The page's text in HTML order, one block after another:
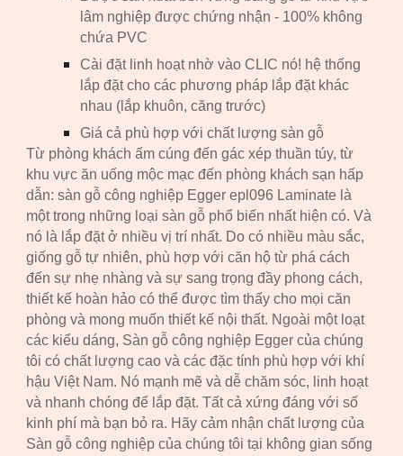
lâm nghiệp được chứng nhận - 100% không
chứa PVC
Cài đặt linh hoạt nhờ vào CLIC nó! hệ thống
lắp đặt cho các phương pháp lắp đặt khác
nhau (lắp khuôn, căng trước)
Giá cả phù hợp với chất lượng sàn gỗ
Từ phòng khách ấm cúng đến gác xép thuần túy, từ
khu vực ăn uống mộc mạc đến phòng khách sạn hấp
dẫn: sàn gỗ công nghiệp Egger epl096 Laminate là
một trong những loại sàn gỗ phổ biến nhất hiện có. Và
nó là lắp đặt ở nhiều vị trí nhất. Do có nhiều màu sắc,
giống gỗ tự nhiên, phù hợp với căn hộ từ phá cách
đến sự nhẹ nhàng và sự sang trọng đầy phong cách,
thiết kế hoàn hảo có thể được tìm thấy cho mọi căn
phòng và mong muốn thiết kế nội thất. Ngoài một loạt
các kiểu dáng, Sàn gỗ công nghiệp Egger của chúng
tôi có chất lượng cao và các đặc tính phù hợp với khí
hậu Việt Nam. Nó mạnh mẽ và dễ chăm sóc, linh hoạt
và nhanh chóng để lắp đặt. Tất cả xứng đáng với số
kinh phí mà bạn bỏ ra. Hãy cảm nhận chất lượng của
Sàn gỗ công nghiệp của chúng tôi tại không gian sống